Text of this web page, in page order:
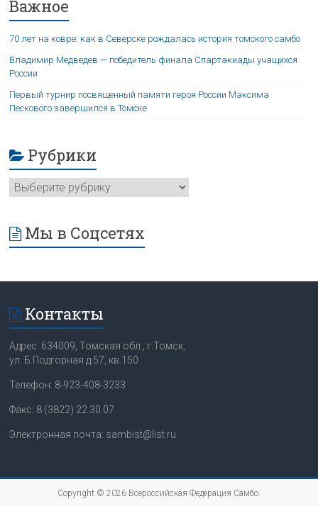
Важное
70 лет на ковре: как в Северске рождалась история томского самбо
Владимир Медведев — победитель финала Спартакиады учащихся
России
Первый турнир посвященный памяти героя России Максима
Пескового завершился в Томске
Рубрики
Мы в Соцсетях
Контакты
Адрес: 634009, Томская обл., г.Томск,
ул. Б.Подгорная д.57, кв.150
Телефон: 8-923-408-3233
Факс: 8 (3822) 22 30 07
Электронная почта: sambist@list.ru
Copyright © 2026 Всероссийская Федерация Самбо.